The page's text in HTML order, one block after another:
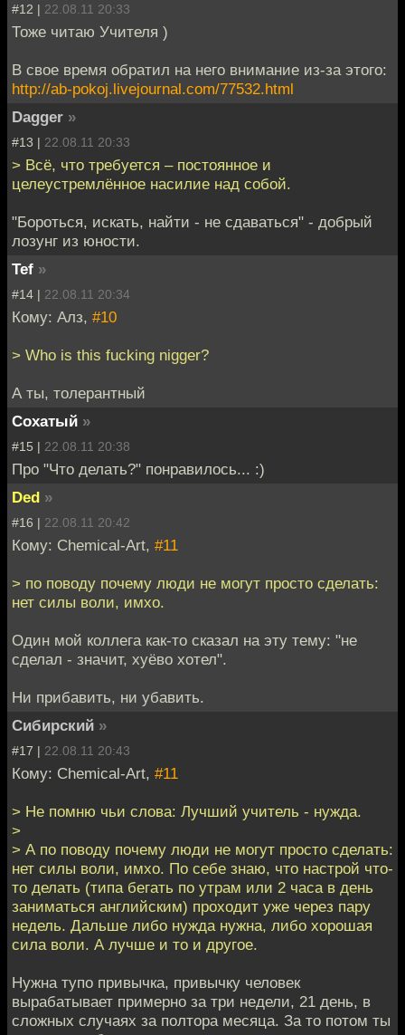
#12 | 22.08.11 20:33
Тоже читаю Учителя )
В свое время обратил на него внимание из-за этого:
http://ab-pokoj.livejournal.com/77532.html
Dagger »
#13 | 22.08.11 20:33
> Всё, что требуется – постоянное и
целеустремлённое насилие над собой.
"Бороться, искать, найти - не сдаваться" - добрый
лозунг из юности.
Tef »
#14 | 22.08.11 20:34
Кому: Алз, #10
> Who is this fucking nigger?
А ты, толерантный
Cохатый »
#15 | 22.08.11 20:38
Про "Что делать?" понравилось... :)
Ded »
#16 | 22.08.11 20:42
Кому: Chemical-Art, #11
> по поводу почему люди не могут просто сделать:
нет силы воли, имхо.
Один мой коллега как-то сказал на эту тему: "не
сделал - значит, хуёво хотел".
Ни прибавить, ни убавить.
Сибирский »
#17 | 22.08.11 20:43
Кому: Chemical-Art, #11
> Не помню чьи слова: Лучший учитель - нужда.
>
> А по поводу почему люди не могут просто сделать:
нет силы воли, имхо. По себе знаю, что настрой что-
то делать (типа бегать по утрам или 2 часа в день
заниматься английским) проходит уже через пару
недель. Дальше либо нужда нужна, либо хорошая
сила воли. А лучше и то и другое.
Нужна тупо привычка, привычку человек
вырабатывает примерно за три недели, 21 день, в
сложных случаях за полтора месяца. За то потом ты